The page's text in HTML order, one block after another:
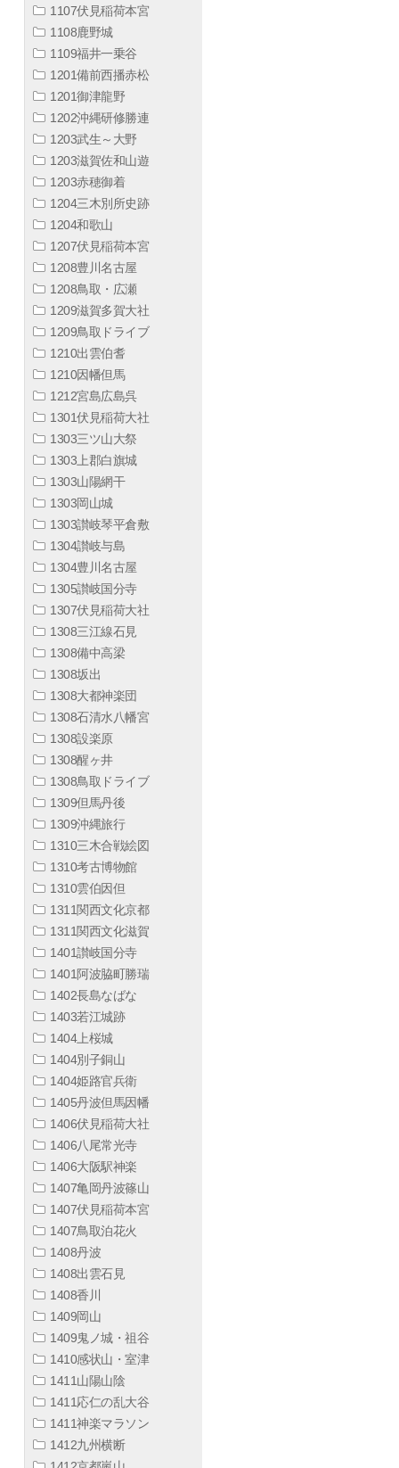
1107伏見稲荷本宮
1108鹿野城
1109福井一乗谷
1201備前西播赤松
1201御津龍野
1202沖縄研修勝連
1203武生～大野
1203滋賀佐和山遊
1203赤穂御着
1204三木別所史跡
1204和歌山
1207伏見稲荷本宮
1208豊川名古屋
1208鳥取・広瀬
1209滋賀多賀大社
1209鳥取ドライブ
1210出雲伯耆
1210因幡但馬
1212宮島広島呉
1301伏見稲荷大社
1303三ツ山大祭
1303上郡白旗城
1303山陽網干
1303岡山城
1303讃岐琴平倉敷
1304讃岐与島
1304豊川名古屋
1305讃岐国分寺
1307伏見稲荷大社
1308三江線石見
1308備中高梁
1308坂出
1308大都神楽団
1308石清水八幡宮
1308設楽原
1308醒ヶ井
1308鳥取ドライブ
1309但馬丹後
1309沖縄旅行
1310三木合戦絵図
1310考古博物館
1310雲伯因但
1311関西文化京都
1311関西文化滋賀
1401讃岐国分寺
1401阿波脇町勝瑞
1402長島なばな
1403若江城跡
1404上桜城
1404別子銅山
1404姫路官兵衛
1405丹波但馬因幡
1406伏見稲荷大社
1406八尾常光寺
1406大阪駅神楽
1407亀岡丹波篠山
1407伏見稲荷本宮
1407鳥取泊花火
1408丹波
1408出雲石見
1408香川
1409岡山
1409鬼ノ城・祖谷
1410感状山・室津
1411山陽山陰
1411応仁の乱大谷
1411神楽マラソン
1412九州横断